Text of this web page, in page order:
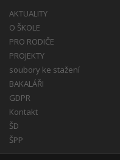
AKTUALITY
O ŠKOLE
PRO RODIČE
PROJEKTY
soubory ke stažení
BAKALÁŘI
GDPR
Kontakt
ŠD
ŠPP